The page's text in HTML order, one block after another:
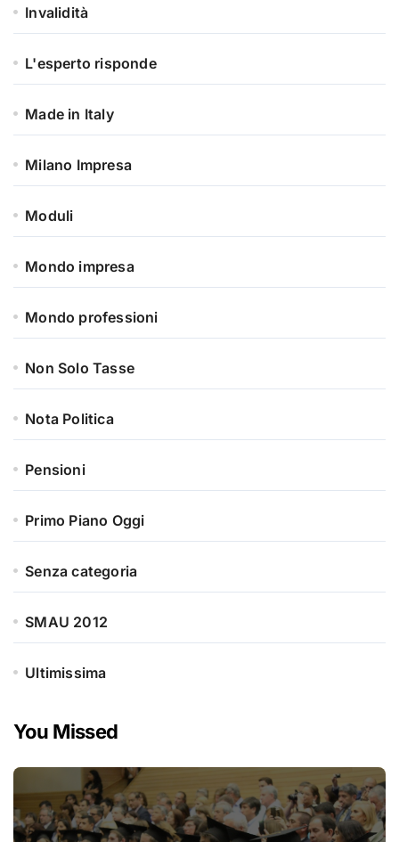
Invalidità
L'esperto risponde
Made in Italy
Milano Impresa
Moduli
Mondo impresa
Mondo professioni
Non Solo Tasse
Nota Politica
Pensioni
Primo Piano Oggi
Senza categoria
SMAU 2012
Ultimissima
You Missed